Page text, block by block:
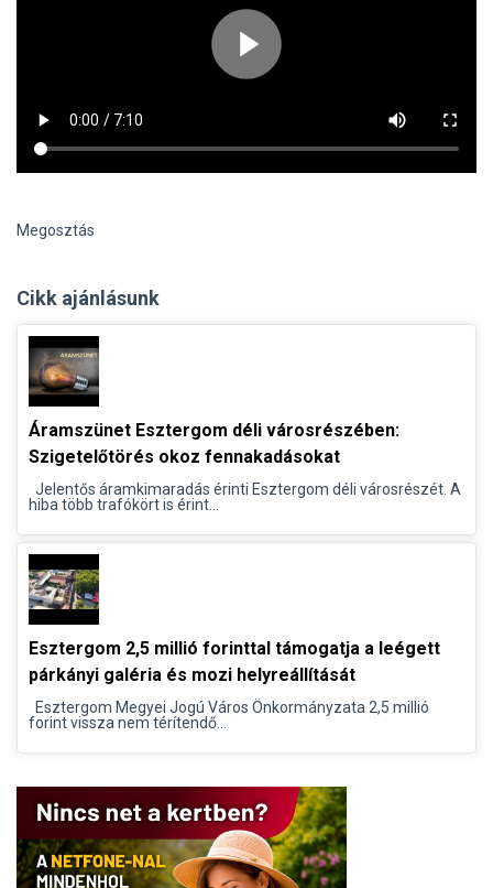
Megosztás
Cikk ajánlásunk
Áramszünet Esztergom déli városrészében:
Szigetelőtörés okoz fennakadásokat
Jelentős áramkimaradás érinti Esztergom déli városrészét. A
hiba több trafókört is érint...
Esztergom 2,5 millió forinttal támogatja a leégett
párkányi galéria és mozi helyreállítását
Esztergom Megyei Jogú Város Önkormányzata 2,5 millió
forint vissza nem térítendő...